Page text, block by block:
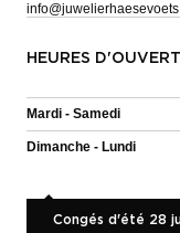
HEURES
Mardi - Samedi
Dimanche - Lundi
Congés d'été 28